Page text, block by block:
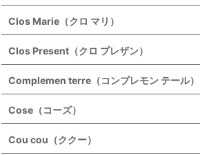
Clos Marie（クロ マリ）
Clos Present（クロ プレザン）
Complemen terre（コンプレモン テール）
Cose（コーズ）
Cou cou（ククー）